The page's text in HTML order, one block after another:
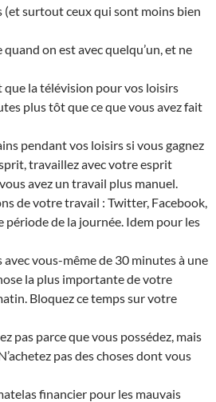
(et surtout ceux qui sont moins bien
on est avec quelqu’un, et ne
la télévision pour vos loisirs
plus tôt que ce que vous avez fait
pendant vos loisirs si vous gagnez
travaillez avec votre esprit
avez un travail plus manuel.
de votre travail : Twitter, Facebook,
période de la journée. Idem pour les
vous-même de 30 minutes à une
la plus importante de votre
Bloquez ce temps sur votre
pas parce que vous possédez, mais
pas des choses dont vous
financier pour les mauvais